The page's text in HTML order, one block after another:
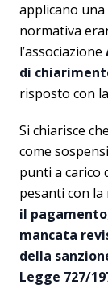
applicano
normativa
l’associazione
di
risposto con
Si chiarisce
come
punti a carico
pesanti con
il
mancata
della
Legge 727/